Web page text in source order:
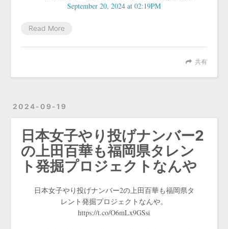
September 20, 2024 at 02:19PM
Read More
共有
2024-09-19
日本女子やり投げナンバー2
の上田百華も福岡県タレン
ト発掘プロジェクトなんや
日本女子やり投げナンバー2の上田百華も福岡県タ
レント発掘プロジェクトなんや。
https://t.co/O6mLx9GSsi